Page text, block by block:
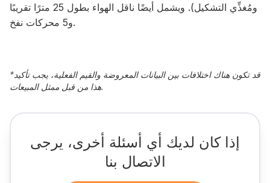
ومُغذِّي التشكيل). ويشمل أيضًا ناقل الهواء بطول 25 مترًا تقريبًا
و5 محركات نفخ.
*قد تكون هناك اختلافات بين البيانات المعروضة والقيم الفعلية، يجب تأكيد
هذا من قبل ممثل المبيعات.
إذا كان لديك أي أسئلة أخرى، يرجى
الاتصال بنا